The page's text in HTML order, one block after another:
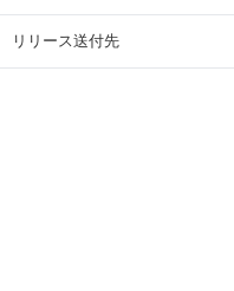
リリース送付先